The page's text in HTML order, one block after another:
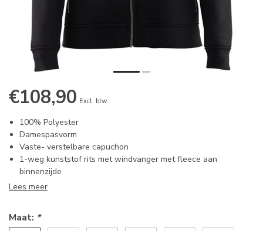
€108,90 Excl. btw
100% Polyester
Damespasvorm
Vaste- verstelbare capuchon
1-weg kunststof rits met windvanger met fleece aan
binnenzijde
Lees meer
Maat: *